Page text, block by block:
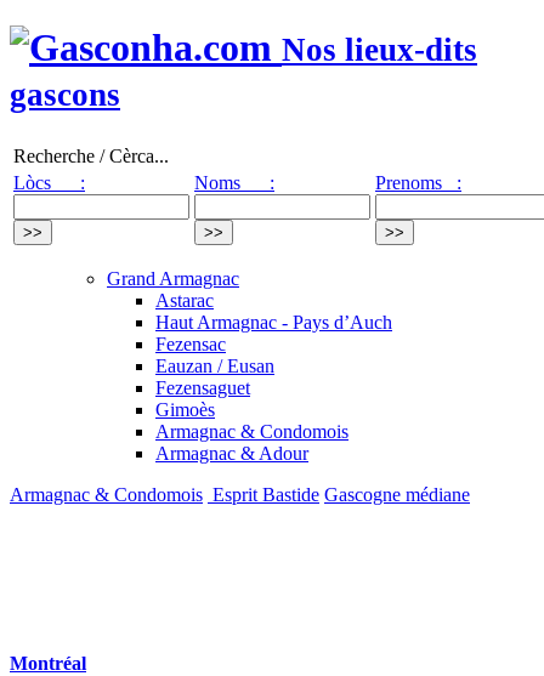
Nos lieux-dits
gascons
Recherche / Cèrca...
Lòcs :
Noms : Prenoms :
Grand Armagnac
Astarac
Haut Armagnac - Pays d’Auch
Fezensac
Eauzan / Eusan
Fezensaguet
Gimoès
Armagnac & Condomois
Armagnac & Adour
Armagnac & Condomois Esprit Bastide Gascogne médiane
Montréal